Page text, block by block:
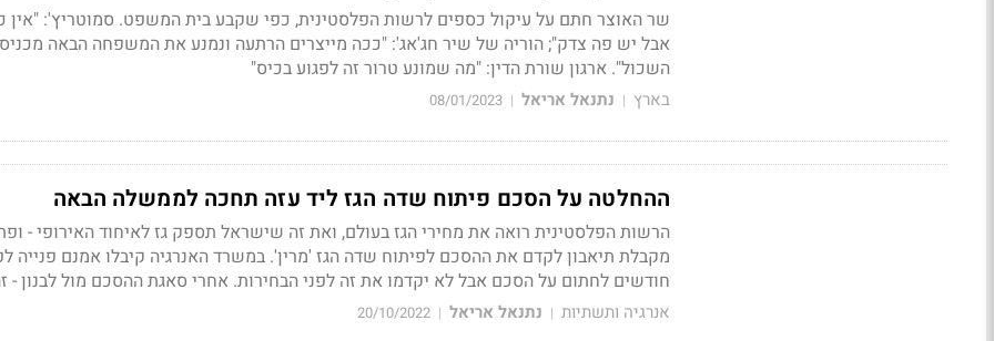
שר האוצר חתם על עיקול כספים לרשות הפלסטינית, כפי שקבע בית המשפט. סמוטריץ': "אין
אבל יש פה צדק"; הוריה של שיר חג'אג': "ככה מייצרים הרתעה ונמנע את המשפחה הבאה
השכול". ארגון שורת הדין: "מה שמונע טרור זה לפגוע בכיס"
בארץ | נתנאל אריאל |
08/01/2023
ההחלטה על הסכם פיתוח שדה הגז ליד עזה תחכה לממשלה הבאה
הרשות הפלסטינית רואה את מחירי הגז בעולם, ואת זה שישראל תספק גז לאיחוד האירופי -
מקבלת תיאבון לקדם את ההסכם לפיתוח שדה הגז 'מרין'. במשרד האנרגיה קיבלו אמנם פנייה
חודשים לחתום על הסכם אבל לא יקדמו את זה לפני הבחירות. אחרי סאגת ההסכם מול לבנון -
אנרגיה ותשתיות | נתנאל אריאל |
20/10/2022